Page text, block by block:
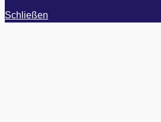
Schließen